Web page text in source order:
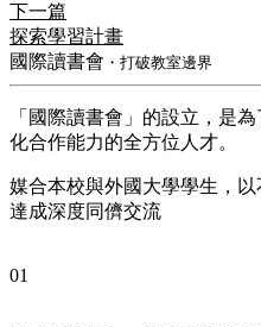
下一篇
探索學習計畫
國際讀書會 ・打破教室邊界
「國際讀書會」的設立，是
化合作能力的全方位人才。
媒合本校與外國大學學生，
達成深度同儕交流
01